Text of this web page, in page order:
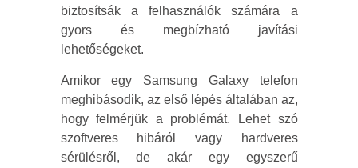
biztosítsák a felhasználók számára a
gyors és megbízható javítási
lehetőségeket.
Amikor egy Samsung Galaxy telefon
meghibásodik, az első lépés általában az,
hogy felmérjük a problémát. Lehet szó
szoftveres hibáról vagy hardveres
sérülésről, de akár egy egyszerű